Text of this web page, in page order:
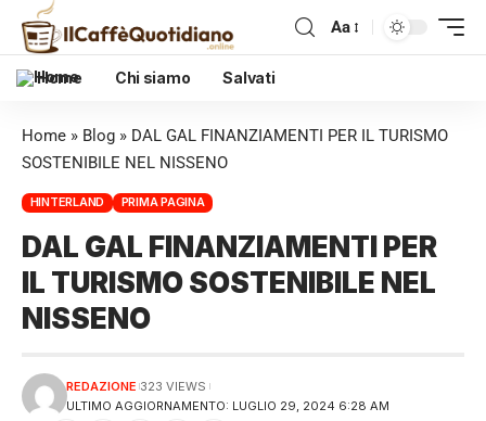
Aa
Home Chi siamo Salvati
Home » Blog » DAL GAL FINANZIAMENTI PER IL TURISMO
SOSTENIBILE NEL NISSENO
HINTERLAND PRIMA PAGINA
DAL GAL FINANZIAMENTI PER
IL TURISMO SOSTENIBILE NEL
NISSENO
ULTIMO AGGIORNAMENTO: LUGLIO 29, 2024 6:28 AM
REDAZIONE 323 VIEWS